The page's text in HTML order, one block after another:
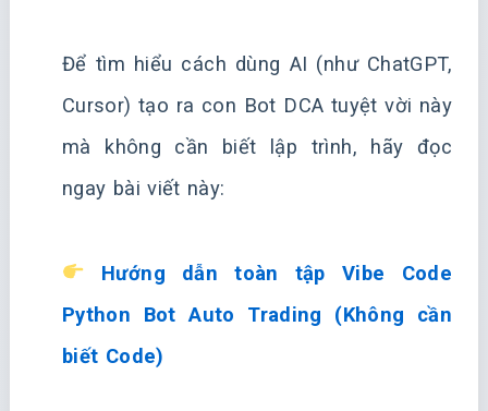
Để tìm hiểu cách dùng AI (như ChatGPT,
Cursor) tạo ra con Bot DCA tuyệt vời này
mà không cần biết lập trình, hãy đọc
ngay bài viết này:
Hướng dẫn toàn tập Vibe Code
Python Bot Auto Trading (Không cần
biết Code)